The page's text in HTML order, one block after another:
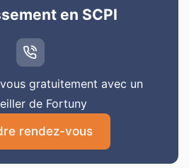
en SCPI
gratuitement avec un
de Fortuny
rendez-vous